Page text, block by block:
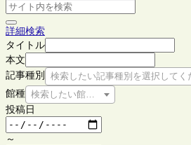
詳細検索
タイトル
本文
記事種別
検索したい記事種別を選択してく
館種 検索したい館種を選択してください
投稿日
～